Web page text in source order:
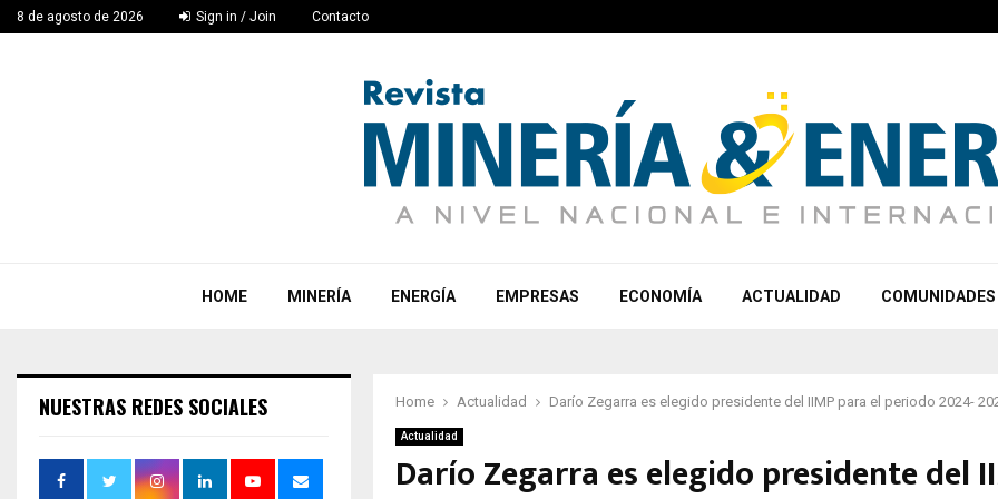
8 de agosto de 2026 Sign in / Join Contacto
HOME MINERÍA ENERGÍA EMPRESAS ECONOMÍA ACTUALIDAD COMUNIDADES
Home Actualidad Darío Zegarra es elegido presidente del IIMP para el periodo 2024-
Actualidad
Darío Zegarra es elegido presidente del
NUESTRAS REDES SOCIALES